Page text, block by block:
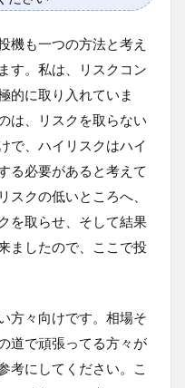
機も一つの方法と考え
す。私は、リスクコン
的に取り入れていま
は、リスクを取らない
で、ハイリスクはハイ
る必要があると考えて
スクの低いところへ、
を取らせ、そして結果
ましたので、ここで投
方々向けです。相場そ
道で頑張ってる方々が
考にしてください。こ